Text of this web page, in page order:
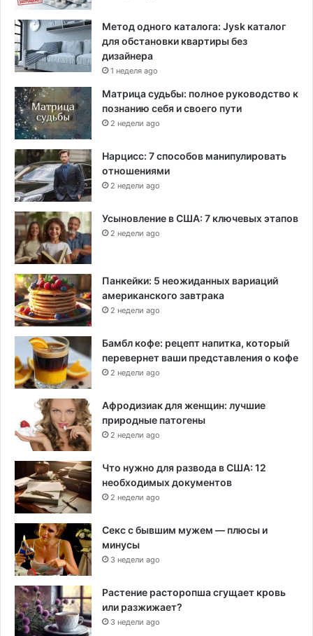
Метод одного каталога: Jysk каталог
для обстановки квартиры без
дизайнера
1 неделя ago
Матрица судьбы: полное руководство к
познанию себя и своего пути
2 недели ago
Нарцисс: 7 способов манипулировать
отношениями
2 недели ago
Усыновление в США: 7 ключевых этапов
2 недели ago
Панкейки: 5 неожиданных вариаций
американского завтрака
2 недели ago
Бамбл кофе: рецепт напитка, который
перевернет ваши представления о кофе
2 недели ago
Афродизиак для женщин: лучшие
природные патогены
2 недели ago
Что нужно для развода в США: 12
необходимых документов
2 недели ago
Секс с бывшим мужем — плюсы и
минусы
3 недели ago
Растение расторопша сгущает кровь
или разжижает?
3 недели ago